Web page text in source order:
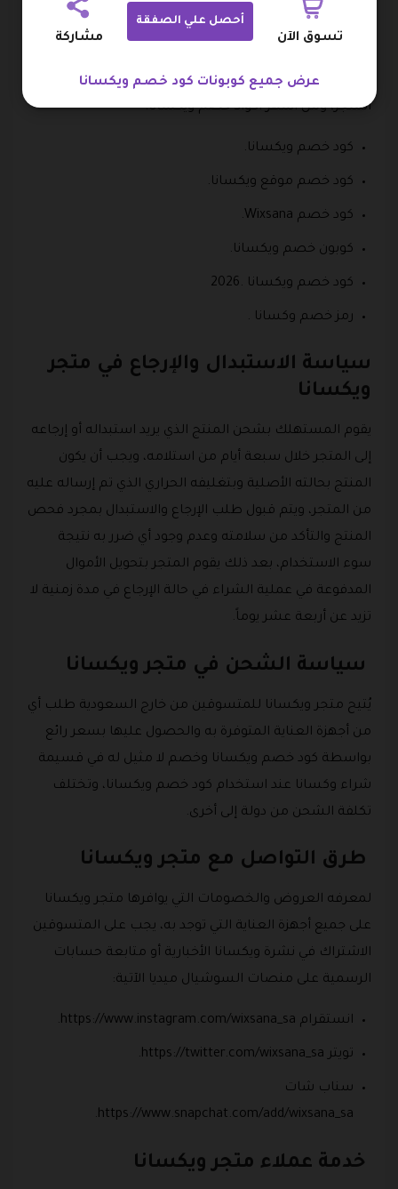
يستطيع العملاء شراء أجهزة العناية من متجر ويكسانا
عند استخدام أحد أكواد خصم ويكسانا في شراء الأجهزة من
المتجر، ومن أشهر أكواد خصم ويكسانا:
كود خصم ويكسانا.
كود خصم موقع ويكسانا.
كود خصم Wixsana.
كوبون خصم ويكسانا.
كود خصم ويكسانا .2026
رمز خصم وكسانا .
سياسة الاستبدال والإرجاع في متجر
ويكسانا
يقوم المستهلك بشحن المنتج الذي يريد استبداله أو إرجاعه
إلى المتجر خلال سبعة أيام من استلامه، ويجب أن يكون
المنتج بحالته الأصلية وبتغليفه الحراري الذي تم إرساله عليه
من المتجر، ويتم قبول طلب الإرجاع والاستبدال بمجرد فحص
المنتج والتأكد من سلامته وعدم وجود أي ضرر به نتيجة
سوء الاستخدام، بعد ذلك يقوم المتجر بتحويل الأموال
المدفوعة في عملية الشراء في حالة الإرجاع في مدة زمنية لا
تزيد عن أربعة عشر يوماً.
سياسة الشحن في متجر ويكسانا
يُتيح متجر ويكسانا للمتسوقين من خارج السعودية طلب أي
من أجهزة العناية المتوفرة به والحصول عليها بسعر رائع
بواسطة كود خصم ويكسانا وخصم لا مثيل له في قسيمة
شراء وكسانا عند استخدام كود خصم ويكسانا، وتختلف
تكلفة الشحن من دولة إلى أخرى.
طرق التواصل مع متجر ويكسانا
لمعرفه العروض والخصومات التي يوافرها متجر ويكسانا
على جميع أجهزة العناية التي توجد به، يجب على المتسوقين
الاشتراك في نشرة ويكسانا الأخبارية أو متابعة حسابات
الرسمية على منصات السوشيال ميديا الآتية:
انستقرام https://www.instagram.com/wixsana_sa.
تويتر https://twitter.com/wixsana_sa.
سناب شات
https://www.snapchat.com/add/wixsana_sa.
خدمة عملاء متجر ويكسانا
تسوق الآن
أحصل علي الصفقة
مشاركة
عرض جميع كوبونات كود خصم ويكسانا